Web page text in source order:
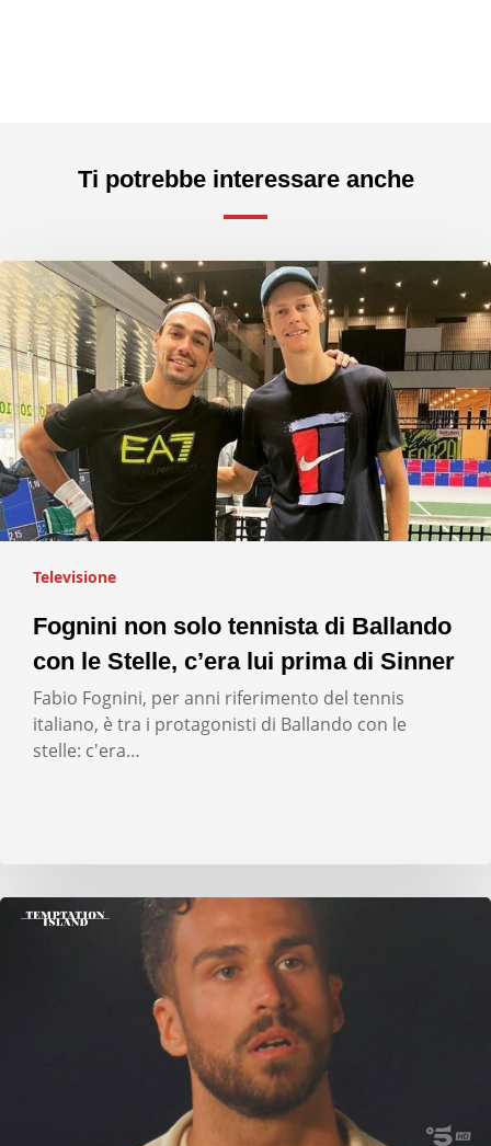
Ti potrebbe interessare anche
Televisione
Fognini non solo tennista di Ballando
con le Stelle, c’era lui prima di Sinner
Fabio Fognini, per anni riferimento del tennis
italiano, è tra i protagonisti di Ballando con le
stelle: c'era…